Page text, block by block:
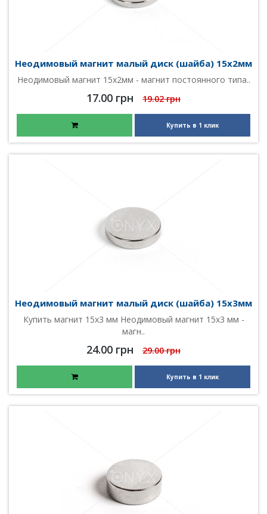
Неодимовый магнит малый диск (шайба) 15х2мм
Неодимовый магнит 15х2мм - магнит постоянного типа..
17.00 грн 19.02 грн
Купить в 1 клик
Неодимовый магнит малый диск (шайба) 15х3мм
Купить магнит 15х3 мм Неодимовый магнит 15х3 мм -
магн..
24.00 грн 29.00 грн
Купить в 1 клик